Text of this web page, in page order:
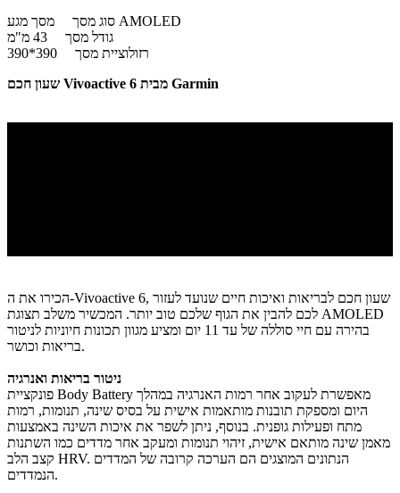
סוג מסך מסך מגע AMOLED
גודל מסך
רזולוציית מסך
שעון חכם Vivoactive 6 מבית Garmin
הכירו את ה-Vivoactive 6, שעון חכם לבריאות ואיכות חיים שנועד לעזור
לכם להבין את הגוף שלכם טוב יותר. המכשיר משלב תצוגת AMOLED
בהירה עם חיי סוללה של עד 11 יום ומציע מגוון תכונות חיוניות לניטור
בריאות וכושר.
ניטור בריאות ואנרגיה
פונקציית Body Battery מאפשרת לעקוב אחר רמות האנרגיה במהלך
היום ומספקת תובנות מותאמות אישית על בסיס שינה, תנומות, רמות
מתח ופעילות גופנית. בנוסף, ניתן לשפר את איכות השינה באמצעות
מאמן שינה מותאם אישית, זיהוי תנומות ומעקב אחר מדדים כמו השתנות
קצב הלב HRV. הנתונים המוצגים הם הערכה קרובה של המדדים
הנמדדים.